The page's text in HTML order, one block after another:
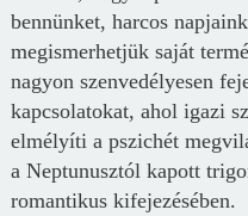
bennünket, harcos
megismerhetjük saját
nagyon szenvedélyesen
kapcsolatokat, ahol igazi
elmélyíti a pszichét
a Neptunusztól kapott
romantikus kifejezésében.